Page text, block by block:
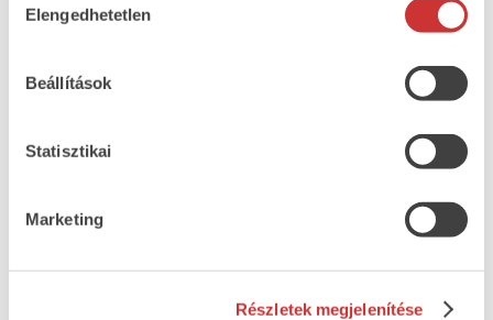
kiválasztása
Elengedhetetlen
Beállítások
Statisztikai
Marketing
Részletek megjelenítése
VARIOVAC PRIMUS III MP 560-800 mélyhúzós